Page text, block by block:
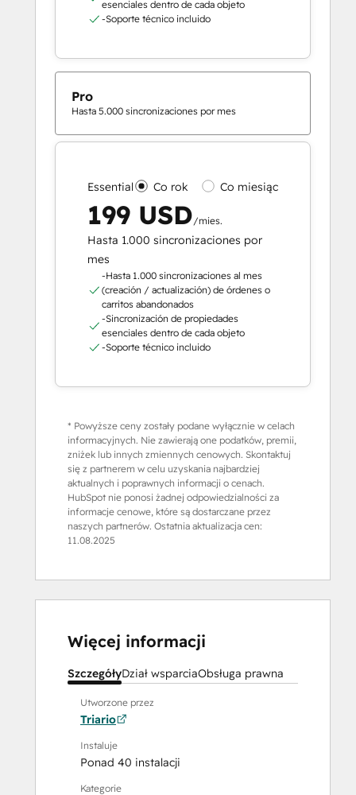
esenciales dentro de cada objeto
-Soporte técnico incluido
Pro
Hasta 5.000 sincronizaciones por mes
Essential Co rok Co miesiąc
199 USD/mies.
Hasta 1.000 sincronizaciones por
mes
-Hasta 1.000 sincronizaciones al mes
(creación / actualización) de órdenes o
carritos abandonados
-Sincronización de propiedades
esenciales dentro de cada objeto
-Soporte técnico incluido
* Powyższe ceny zostały podane wyłącznie w celach
informacyjnych. Nie zawierają one podatków, premii,
zniżek lub innych zmiennych cenowych. Skontaktuj
się z partnerem w celu uzyskania najbardziej
aktualnych i poprawnych informacji o cenach.
HubSpot nie ponosi żadnej odpowiedzialności za
informacje cenowe, które są dostarczane przez
naszych partnerów. Ostatnia aktualizacja cen:
11.08.2025
Więcej informacji
SzczegółyDział wsparciaObsługa prawna
Utworzone przez
Triario
Instaluje
Ponad 40 instalacji
Kategorie